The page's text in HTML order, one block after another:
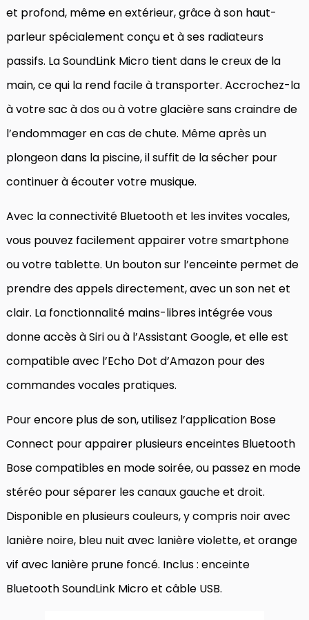
et profond, même en extérieur, grâce à son haut-
parleur spécialement conçu et à ses radiateurs
passifs. La SoundLink Micro tient dans le creux de la
main, ce qui la rend facile à transporter. Accrochez-la
à votre sac à dos ou à votre glacière sans craindre de
l’endommager en cas de chute. Même après un
plongeon dans la piscine, il suffit de la sécher pour
continuer à écouter votre musique.
Avec la connectivité Bluetooth et les invites vocales,
vous pouvez facilement appairer votre smartphone
ou votre tablette. Un bouton sur l’enceinte permet de
prendre des appels directement, avec un son net et
clair. La fonctionnalité mains-libres intégrée vous
donne accès à Siri ou à l’Assistant Google, et elle est
compatible avec l’Echo Dot d’Amazon pour des
commandes vocales pratiques.
Pour encore plus de son, utilisez l’application Bose
Connect pour appairer plusieurs enceintes Bluetooth
Bose compatibles en mode soirée, ou passez en mode
stéréo pour séparer les canaux gauche et droit.
Disponible en plusieurs couleurs, y compris noir avec
lanière noire, bleu nuit avec lanière violette, et orange
vif avec lanière prune foncé. Inclus : enceinte
Bluetooth SoundLink Micro et câble USB.